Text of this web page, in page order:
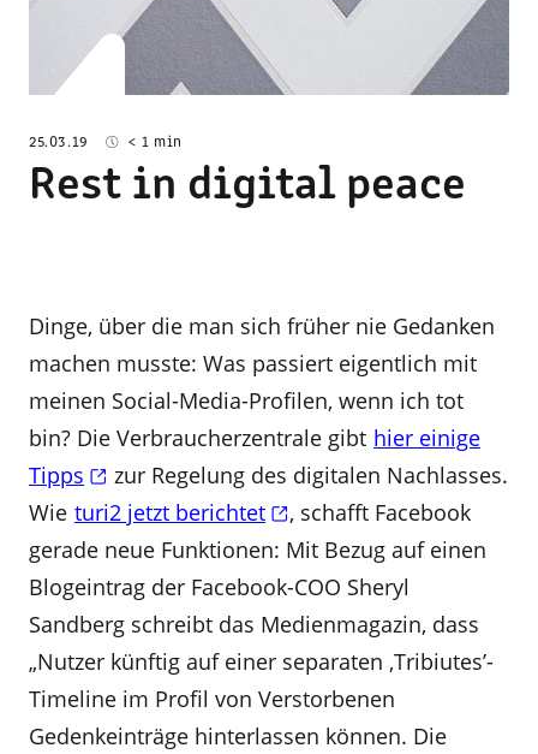
25.03.19 < 1 min
Rest in digital peace
Dinge, über die man sich früher nie Gedanken
machen musste: Was passiert eigentlich mit
meinen Social-Media-Profilen, wenn ich tot
bin? Die Verbraucherzentrale gibt hier einige
Tipps
zur Regelung des digitalen Nachlasses.
Wie turi2 jetzt berichtet
, schafft Facebook
gerade neue Funktionen: Mit Bezug auf einen
Blogeintrag der Facebook-COO Sheryl
Sandberg schreibt das Medienmagazin, dass
„Nutzer künftig auf einer separaten ‚Tribiutes’-
Timeline im Profil von Verstorbenen
Gedenkeinträge hinterlassen können. Die